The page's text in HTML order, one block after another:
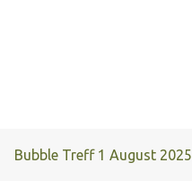
Bubble Treff 1 August 2025